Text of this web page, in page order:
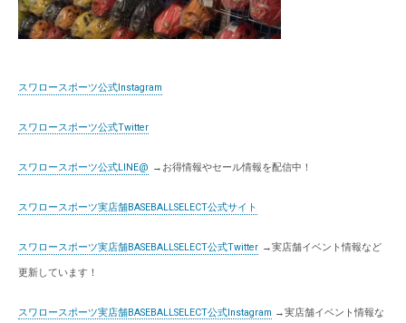
スワロースポーツ公式Instagram
スワロースポーツ公式Twitter
スワロースポーツ公式LINE@ →お得情報やセール情報を配信中！
スワロースポーツ実店舗BASEBALLSELECT公式サイト
スワロースポーツ実店舗BASEBALLSELECT公式Twitter →実店舗イベント情報など
更新しています！
スワロースポーツ実店舗BASEBALLSELECT公式Instagram →実店舗イベント情報な